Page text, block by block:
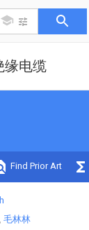
缘电缆
Find Prior Art
毛林林